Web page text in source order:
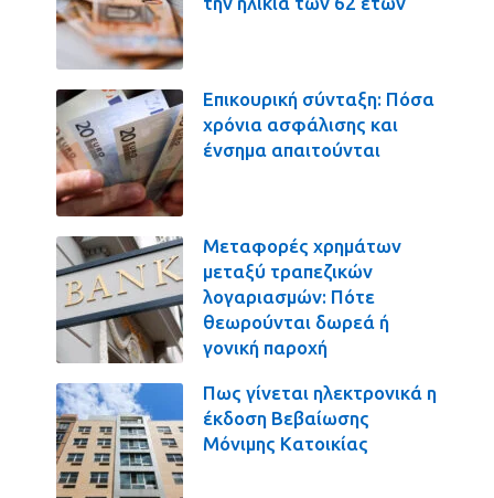
Επικουρική σύνταξη: Πόσα
χρόνια ασφάλισης και
ένσημα απαιτούνται
Μεταφορές χρημάτων
μεταξύ τραπεζικών
λογαριασμών: Πότε
θεωρούνται δωρεά ή
γονική παροχή
Πως γίνεται ηλεκτρονικά η
έκδοση Βεβαίωσης
Μόνιμης Κατοικίας